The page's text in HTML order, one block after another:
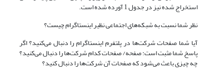
استخراج شده نیز در جدول 1 آورده شده است.
نظر شما نسبت به شبکه‌های اجتماعی نظیر اینستاگرام چیست؟
آیا شما صفحات شرکت‌ها در پلتفرم اینستاگرام را دنبال می‌کنید؟ اگر
پاسخ شما مثبت است: صفحه/ صفحات کدام شرکت‌ها را دنبال می‌کنید؟
چه چیزی باعث می‌شود که صفحات آن شرکت‌ها را دنبال کنید؟